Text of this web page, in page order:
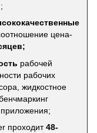
цена-
рабочей
рабочих
жидкостное
проходит48-